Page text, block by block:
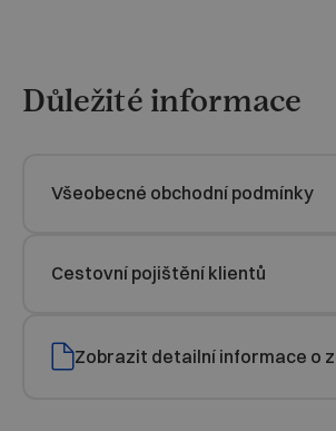
Důležité informace
Všeobecné obchodní podmínky
Cestovní pojištění klientů
Zobrazit detailní informace o